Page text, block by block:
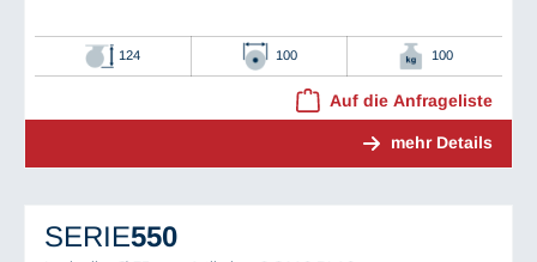
124 100 100
Auf die Anfrageliste
mehr Details
SERIE550